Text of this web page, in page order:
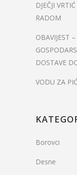
DJEČJI
RADOM
OBAVIJEST
DOSTAVE
VODU ZA
Borovci
Desne